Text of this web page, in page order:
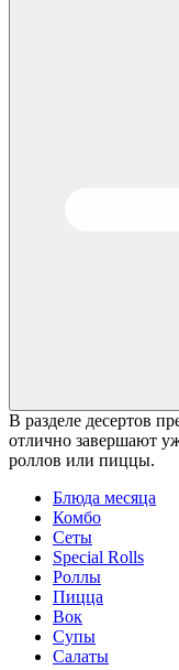
В разделе десертов
отлично завершают
роллов или пиццы.
Блюда месяца
Комбо
Сеты
Special Rolls
Роллы
Пицца
Вок
Супы
Салаты